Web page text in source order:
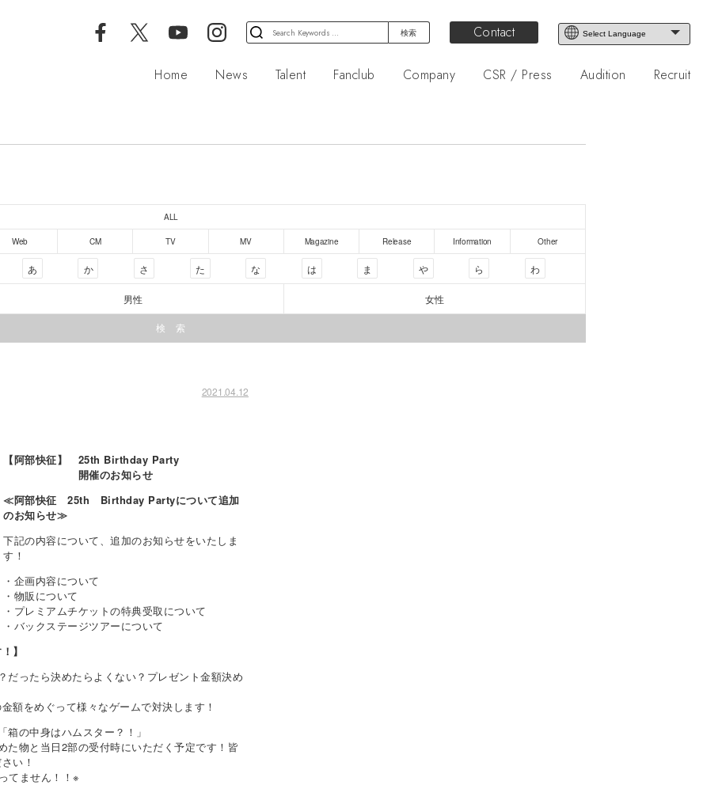
検
索
象:
Contact
Home News Talent Fanclub Company CSR / Press Audition Recruit
ALL
Web CM TV MV Magazine Release Information Other
あ か さ た な は ま や ら わ
男性 女性
2021.04.12
【阿部快征】 25th Birthday Party
開催のお知らせ
≪阿部快征 25th Birthday Partyについて追加
のお知らせ≫
下記の内容について、追加のお知らせをいたしま
す！
・企画内容について
・物販について
・プレミアムチケットの特典受取について
・バックステージツアーについて
】
ったら決めたらよくない？プレゼント金額決め
額をめぐって様々なゲームで対決します！
の中身はハムスター？！」
物と当日2部の受付時にいただく予定です！皆
い！
てません！！※